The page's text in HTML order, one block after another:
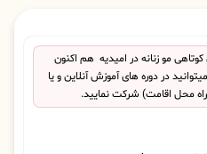
مو زنانه در امیدیه هم اکنون
در دوره های آموزش آنلاین و یا
محل اقامت) شرکت نمایید.